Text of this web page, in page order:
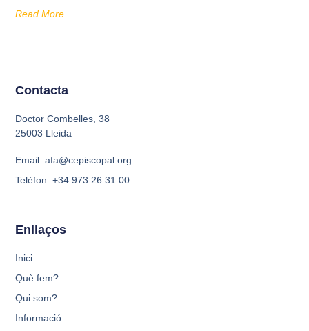
Read More
Enllaços
Inici
Què fem?
Qui som?
Informació
Contacta
Doctor Combelles, 38
25003 Lleida
Email: afa@cepiscopal.org
Telèfon: +34 973 26 31 00